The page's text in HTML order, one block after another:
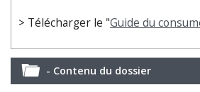
> Télécharger le "Guide du
- Contenu du dossier